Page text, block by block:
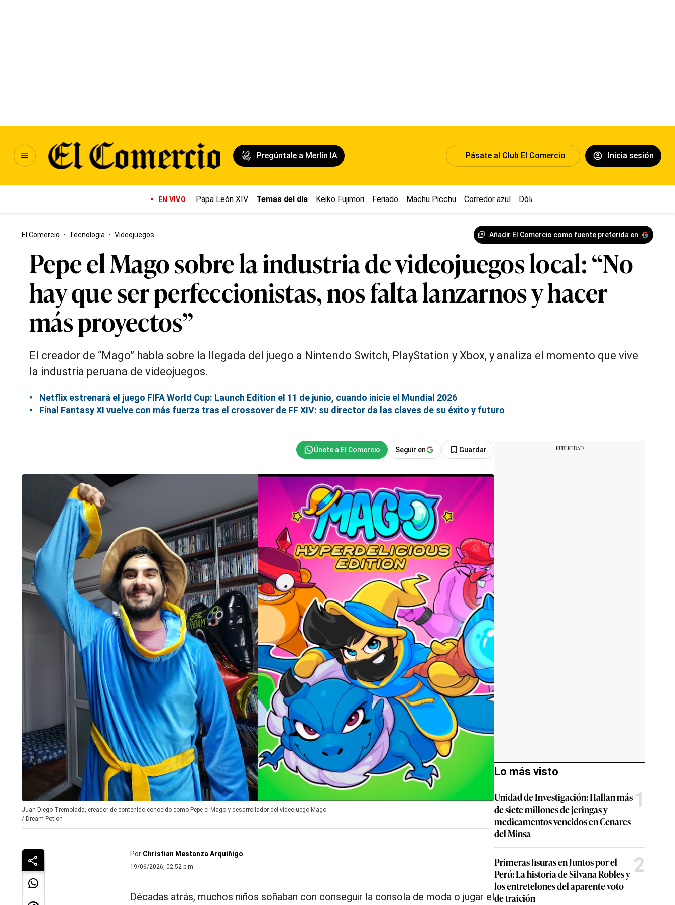
Pregúntale a Merlín IA Pásate al Club El Comercio Inicia sesión
EN VIVO Papa León XIV Temas del día Keiko Fujimori Feriado Machu Picchu Corredor azul Dólar
El Comercio · Tecnologia · Videojuegos Añadir El Comercio como fuente preferida en
Pepe el Mago sobre la industria de videojuegos local: “No
hay que ser perfeccionistas, nos falta lanzarnos y hacer
más proyectos”
El creador de “Mago” habla sobre la llegada del juego a Nintendo Switch, PlayStation y Xbox, y analiza el momento que vive
la industria peruana de videojuegos.
Netflix estrenará el juego FIFA World Cup: Launch Edition el 11 de junio, cuando inicie el Mundial 2026
Final Fantasy XI vuelve con más fuerza tras el crossover de FF XIV: su director da las claves de su éxito y futuro
Seguir en Guardar
Juan Diego Tremolada, creador de contenido conocido como Pepe el Mago y desarrollador del videojuego Mago.
/ Dream Potion
Por Christian Mestanza Arquiñigo
19/06/2026, 02:52 p.m.
videojuegomás reciente. Hoy, para una nueva generación, el sueño es también
Lo más visto
Unidad de Investigación: Hallan más
de siete millones de jeringas y
medicamentos vencidos en Cenares
del Minsa
1
Primeras fisuras en Juntos por el
Perú: La historia de Silvana Robles y
los entretelones del aparente voto
de traición
2